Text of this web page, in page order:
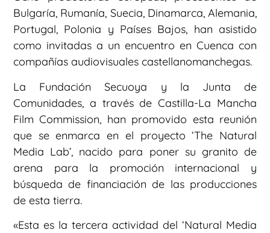
Bulgaría, Rumanía, Suecia, Dinamarca, Alemania,
Portugal, Polonia y Países Bajos, han asistido
como invitadas a un encuentro en Cuenca con
compañías audiovisuales castellanomanchegas.
La Fundación Secuoya y la Junta de
Comunidades, a través de Castilla-La Mancha
Film Commission, han promovido esta reunión
que se enmarca en el proyecto ‘The Natural
Media Lab’, nacido para poner su granito de
arena para la promoción internacional y
búsqueda de financiación de las producciones
de esta tierra.
«Esta es la tercera actividad del ‘Natural Media